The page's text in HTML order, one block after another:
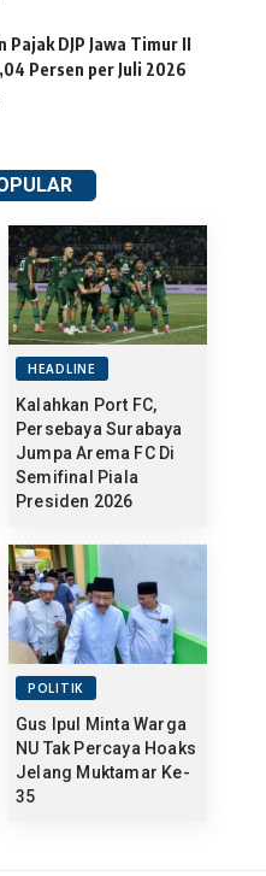
DJP Jawa Timur II
Persen per Juli 2026
HEADLINE
Kalahkan Port FC,
Persebaya Surabaya
Jumpa Arema FC Di
Semifinal Piala
Presiden 2026
POLITIK
Gus Ipul Minta Warga
NU Tak Percaya Hoaks
Jelang Muktamar Ke-
35